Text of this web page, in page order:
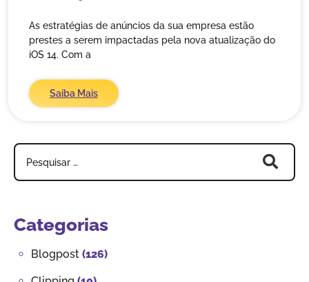
As estratégias de anúncios da sua empresa estão
prestes a serem impactadas pela nova atualização do
iOS 14. Com a
Saiba Mais
Categorias
Blogpost (126)